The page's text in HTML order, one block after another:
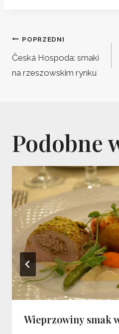
Nawigacja
wpisu
POPRZEDNI
Česká Hospoda: smaki
na rzeszowskim rynku
Podobne
Wieprzowiny smak